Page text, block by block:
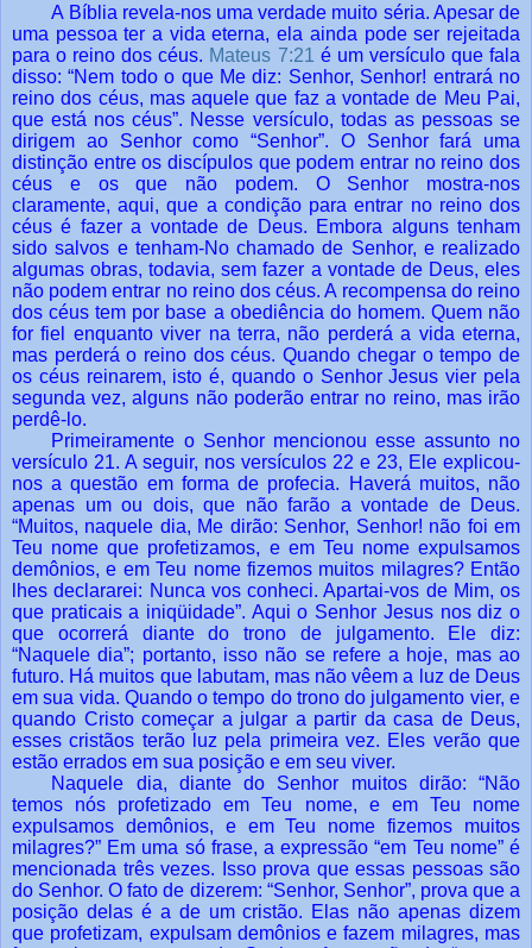
A Bíblia revela-nos uma verdade muito séria. Apesar de
uma pessoa ter a vida eterna, ela ainda pode ser rejeitada
para o reino dos céus. Mateus 7:21 é um versículo que fala
disso: “Nem todo o que Me diz: Senhor, Senhor! entrará no
reino dos céus, mas aquele que faz a vontade de Meu Pai,
que está nos céus”. Nesse versículo, todas as pessoas se
dirigem ao Senhor como “Senhor”. O Senhor fará uma
distinção entre os discípulos que podem entrar no reino dos
céus e os que não podem. O Senhor mostra-nos
claramente, aqui, que a condição para entrar no reino dos
céus é fazer a vontade de Deus. Embora alguns tenham
sido salvos e tenham-No chamado de Senhor, e realizado
algumas obras, todavia, sem fazer a vontade de Deus, eles
não podem entrar no reino dos céus. A recompensa do reino
dos céus tem por base a obediência do homem. Quem não
for fiel enquanto viver na terra, não perderá a vida eterna,
mas perderá o reino dos céus. Quando chegar o tempo de
os céus reinarem, isto é, quando o Senhor Jesus vier pela
segunda vez, alguns não poderão entrar no reino, mas irão
perdê-lo.
Primeiramente o Senhor mencionou esse assunto no
versículo 21. A seguir, nos versículos 22 e 23, Ele explicou-
nos a questão em forma de profecia. Haverá muitos, não
apenas um ou dois, que não farão a vontade de Deus.
“Muitos, naquele dia, Me dirão: Senhor, Senhor! não foi em
Teu nome que profetizamos, e em Teu nome expulsamos
demônios, e em Teu nome fizemos muitos milagres? Então
lhes declararei: Nunca vos conheci. Apartai-vos de Mim, os
que praticais a iniqüidade”. Aqui o Senhor Jesus nos diz o
que ocorrerá diante do trono de julgamento. Ele diz:
“Naquele dia”; portanto, isso não se refere a hoje, mas ao
futuro. Há muitos que labutam, mas não vêem a luz de Deus
em sua vida. Quando o tempo do trono do julgamento vier, e
quando Cristo começar a julgar a partir da casa de Deus,
esses cristãos terão luz pela primeira vez. Eles verão que
estão errados em sua posição e em seu viver.
Naquele dia, diante do Senhor muitos dirão: “Não
temos nós profetizado em Teu nome, e em Teu nome
expulsamos demônios, e em Teu nome fizemos muitos
milagres?” Em uma só frase, a expressão “em Teu nome” é
mencionada três vezes. Isso prova que essas pessoas são
do Senhor. O fato de dizerem: “Senhor, Senhor”, prova que a
posição delas é a de um cristão. Elas não apenas dizem
que profetizam, expulsam demônios e fazem milagres, mas